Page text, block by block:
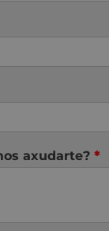
axudarte? *